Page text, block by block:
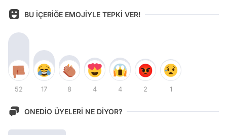
BU İÇERİĞE EMOJİYLE TEPKİ VER!
52 17 8 4 4 2 1
ONEDİO ÜYELERİ NE DİYOR?